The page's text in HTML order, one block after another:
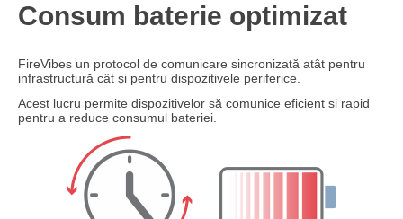
Consum baterie optimizat
FireVibes un protocol de comunicare sincronizată atât pentru
infrastructură cât și pentru dispozitivele periferice.
Acest lucru permite dispozitivelor să comunice eficient si rapid
pentru a reduce consumul bateriei.